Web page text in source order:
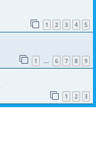
1 2 3 4 5
1 … 6 7 8 9
1 2 3